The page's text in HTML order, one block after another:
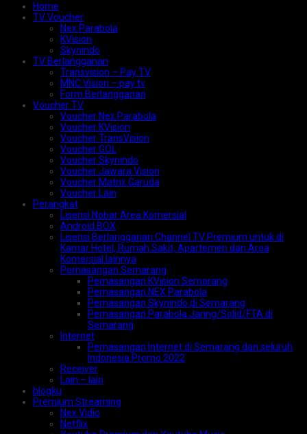
Home
TV Voucher
Nex Parabola
KVision
Skynindo
TV Berlangganan
Transvision – Pay TV
MNC Vision – pay tv
Form Berlangganan
Voucher TV
Voucher Nex Parabola
Voucher KVision
Voucher TransVision
Voucher GOL
Voucher Skynindo
Voucher Jawara Vision
Voucher Matrix Garuda
Voucher Lain
Perangkat
Lisensi Nobar Area Komersial
Android BOX
Lisensi Berlangganan Channel TV Premium untuk di
Kamar Hotel, Rumah Sakit, Apartemen dan Area
Komersial lainnya
Pemasangan Semarang
Pemasangan KVision Semarang
Pemasangan NEX Parabola
Pemasangan Skynindo di Semarang
Pemasangan Parabola Jaring/Solid/FTA di
Semarang
Internet
Pemasangan Internet di Semarang dan seluruh
Indonesia Promo 2022
Receiver
Lain – lain
blogku
Premium Streaming
Nex Vidio
Netflix